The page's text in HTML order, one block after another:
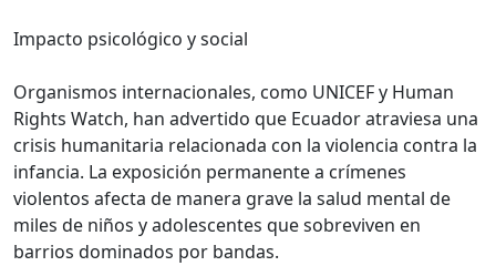
Impacto psicológico y social
Organismos internacionales, como UNICEF y Human
Rights Watch, han advertido que Ecuador atraviesa una
crisis humanitaria relacionada con la violencia contra la
infancia. La exposición permanente a crímenes
violentos afecta de manera grave la salud mental de
miles de niños y adolescentes que sobreviven en
barrios dominados por bandas.